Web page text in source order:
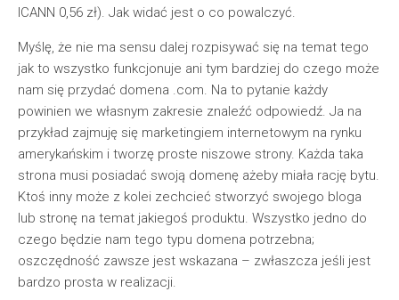
ICANN 0,56 zł). Jak widać jest o co powalczyć.
Myślę, że nie ma sensu dalej rozpisywać się na temat tego
jak to wszystko funkcjonuje ani tym bardziej do czego może
nam się przydać domena .com. Na to pytanie każdy
powinien we własnym zakresie znaleźć odpowiedź. Ja na
przykład zajmuję się marketingiem internetowym na rynku
amerykańskim i tworzę proste niszowe strony. Każda taka
strona musi posiadać swoją domenę ażeby miała rację bytu.
Ktoś inny może z kolei zechcieć stworzyć swojego bloga
lub stronę na temat jakiegoś produktu. Wszystko jedno do
czego będzie nam tego typu domena potrzebna;
oszczędność zawsze jest wskazana – zwłaszcza jeśli jest
bardzo prosta w realizacji.